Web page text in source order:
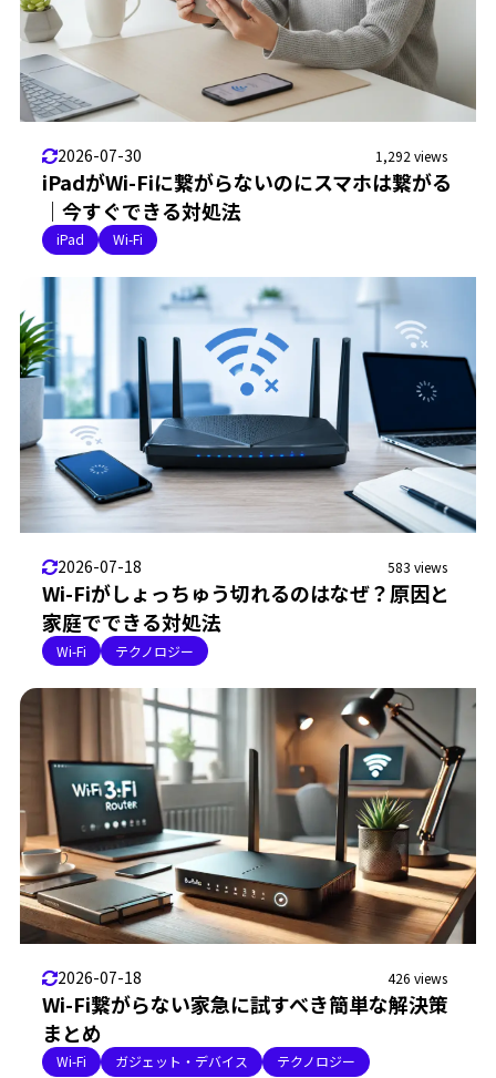
2026-07-30 1,292 views
iPadがWi-Fiに繋がらないのにスマホは繋がる
｜今すぐできる対処法
iPad Wi-Fi
2026-07-18 583 views
Wi-Fiがしょっちゅう切れるのはなぜ？原因と
家庭でできる対処法
Wi-Fi テクノロジー
2026-07-18 426 views
Wi-Fi繋がらない家急に試すべき簡単な解決策
まとめ
Wi-Fi ガジェット・デバイス テクノロジー